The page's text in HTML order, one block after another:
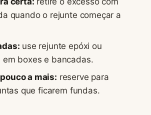
quando o rejunte começar a
use rejunte epóxi ou
em boxes e bancadas.
a mais: reserve para
que ficarem fundas.